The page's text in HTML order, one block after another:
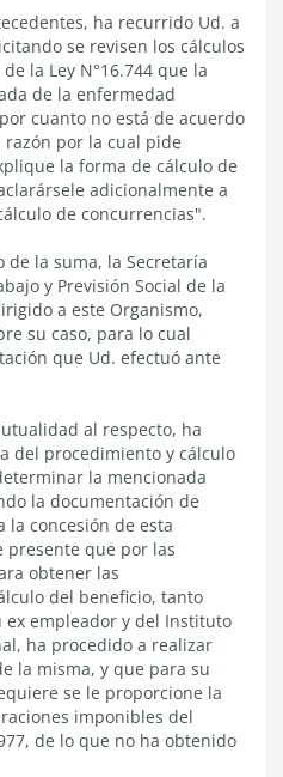
ha recurrido Ud. a
se revisen los cálculos
la Ley N°16.744 que la
de la enfermedad
cuanto no está de acuerdo
por la cual pide
la forma de cálculo de
adicionalmente a
de concurrencias".
de la suma, la Secretaría
y Previsión Social de la
a este Organismo,
su caso, para lo cual
que Ud. efectuó ante
al respecto, ha
del procedimiento y cálculo
la mencionada
la documentación de
la concesión de esta
presente que por las
obtener las
del beneficio, tanto
empleador y del Instituto
ha procedido a realizar
la misma, y que para su
se le proporcione la
imponibles del
de lo que no ha obtenido